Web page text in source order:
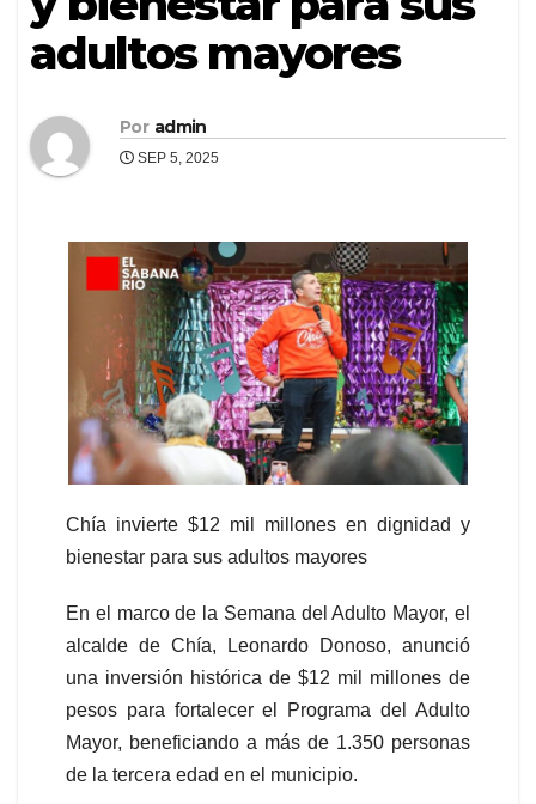
adultos mayores
Por admin
SEP 5, 2025
Chía invierte $12 mil millones en dignidad y
bienestar para sus adultos mayores
En el marco de la Semana del Adulto Mayor, el
alcalde de Chía, Leonardo Donoso, anunció
una inversión histórica de $12 mil millones de
pesos para fortalecer el Programa del Adulto
Mayor, beneficiando a más de 1.350 personas
de la tercera edad en el municipio.